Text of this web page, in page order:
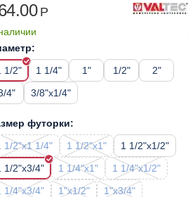
Р
1/2"
1 1/4" 1" 1/2"
2"
4"
3/8"x1/4"
футорки:
1/2"x1 1/4"
1 1/2"x1"
1 1/2"x1/2"
1/2"x3/4"
1 1/4"x1"
1 1/4"x1/2"
1/4"x3/4"
1"x1/2"
1"x3/4"